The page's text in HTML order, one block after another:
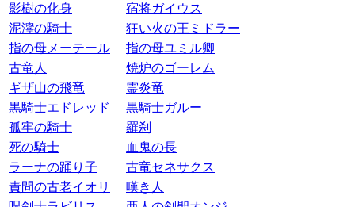
影樹の化身
宿将ガイウス
泥濘の騎士
狂い火の王ミドラー
指の母メーテール
指の母ユミル卿
古竜人
焼炉のゴーレム
ギザ山の飛竜
霊炎竜
黒騎士エドレッド
黒騎士ガルー
孤牢の騎士
羅刹
死の騎士
血鬼の長
ラーナの踊り子
古竜セネサクス
責問の古老イオリ
嘆き人